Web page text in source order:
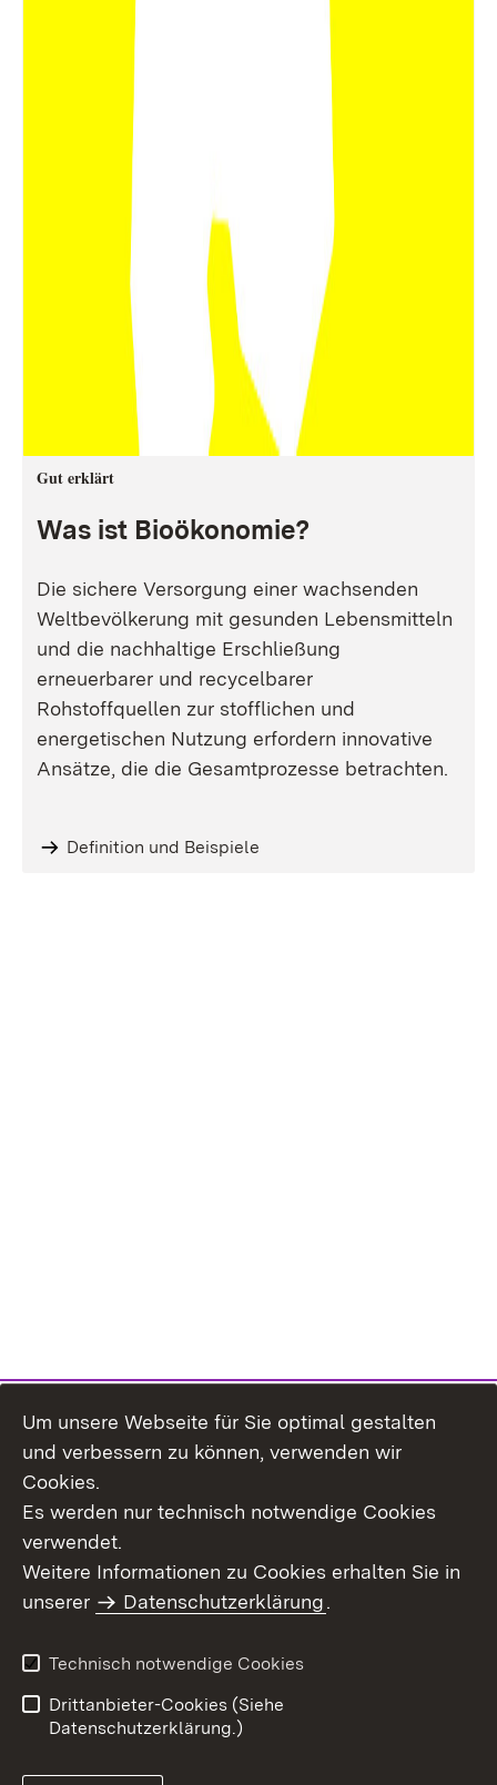
Gut erklärt
Was ist Bioökonomie?
Die sichere Versorgung einer wachsenden
Weltbevölkerung mit gesunden Lebensmitteln
und die nachhaltige Erschließung
erneuerbarer und recycelbarer
Rohstoffquellen zur stofflichen und
energetischen Nutzung erfordern innovative
Ansätze, die die Gesamtprozesse betrachten.
Definition und Beispiele
Themenübersicht
Barrierefreiheit
Um unsere Webseite für Sie optimal gestalten
und verbessern zu können, verwenden wir
Cookies.
Es werden nur technisch notwendige Cookies
verwendet.
Weitere Informationen zu Cookies erhalten Sie in
unserer
Datenschutzerklärung.
Technisch notwendige Cookies
Drittanbieter-Cookies (Siehe
Datenschutzerklärung.)